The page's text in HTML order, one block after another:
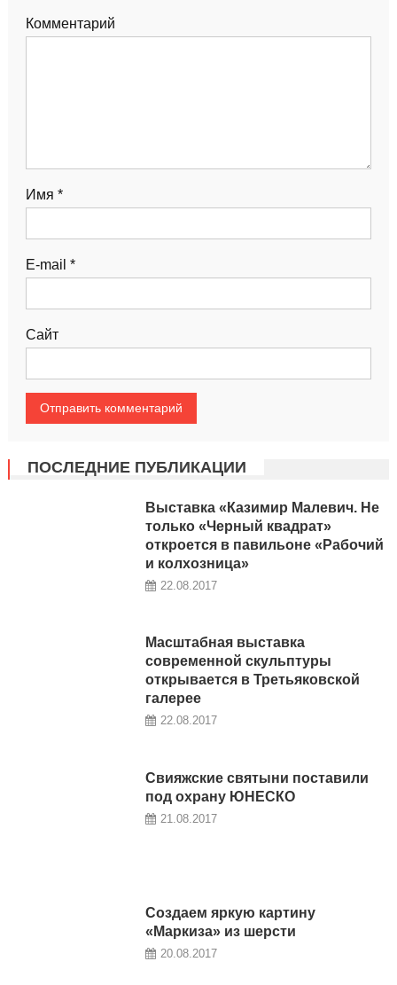
Комментарий
Имя *
E-mail *
Сайт
ПОСЛЕДНИЕ ПУБЛИКАЦИИ
Выставка «Казимир Малевич. Не
только «Черный квадрат»
откроется в павильоне «Рабочий
и колхозница»
22.08.2017
Масштабная выставка
современной скульптуры
открывается в Третьяковской
галерее
22.08.2017
Свияжские святыни поставили
под охрану ЮНЕСКО
21.08.2017
Создаем яркую картину
«Маркиза» из шерсти
20.08.2017